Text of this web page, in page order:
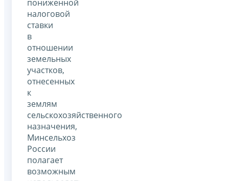
пониженной
налоговой
ставки
в
отношении
земельных
участков,
отнесенных
к
землям
сельскохозяйственного
назначения,
Минсельхоз
России
полагает
возможным